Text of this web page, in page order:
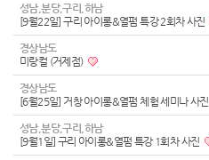
성남,분당,구리,하남
[9월22일] 구리 아이롱&열펌 특강 2회차 사진
경상남도
미랑컬 (거제점)
경상남도
[6월25일] 거창 아이롱&열펌 체험 세미나 사진
성남,분당,구리,하남
[9월1일] 구리 아이롱&열펌 특강 1회차 사진